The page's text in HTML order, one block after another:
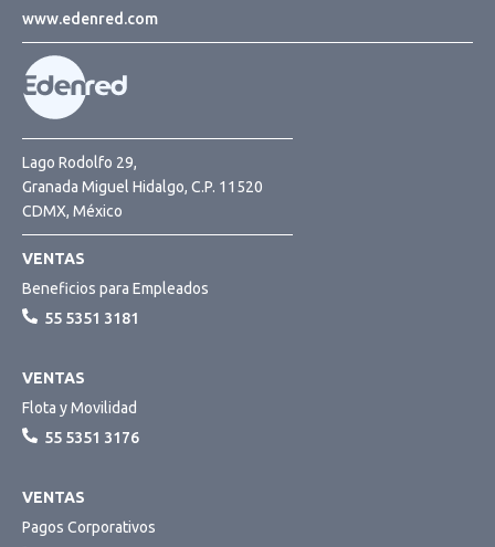
www.edenred.com
Lago Rodolfo 29,
Granada Miguel Hidalgo, C.P. 11520
CDMX, México
VENTAS
Beneficios para Empleados
55 5351 3181
VENTAS
Flota y Movilidad
55 5351 3176
VENTAS
Pagos Corporativos